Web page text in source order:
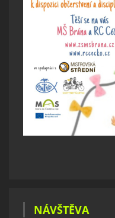
NÁVŠTĚVA